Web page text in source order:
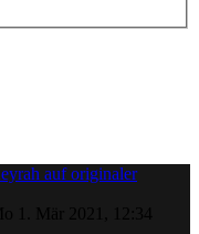
auf originaler